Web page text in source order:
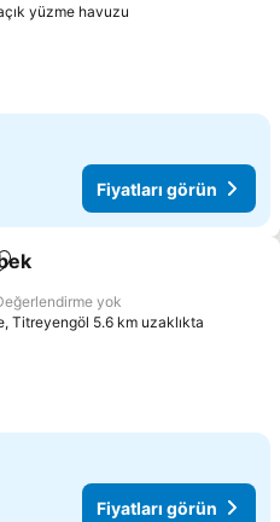
yüzme havuzu
Fiyatları görün
ekle
yok
Titreyengöl 5.6 km uzaklıkta
Fiyatları görün